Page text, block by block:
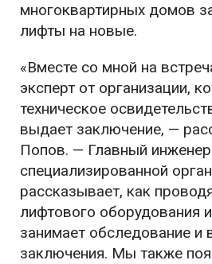
многоквартирных домов
лифты на новые.
«Вместе со мной на
эксперт от организации,
техническое
выдает заключение, —
Попов. — Главный инженер
специализированной
рассказывает, как
лифтового оборудования
занимает обследование и
заключения. Мы также